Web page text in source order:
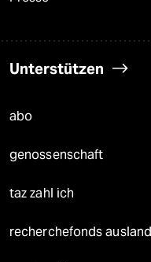
Unterstützen
abo
genossenschaft
taz zahl ich
recherchefonds ausland